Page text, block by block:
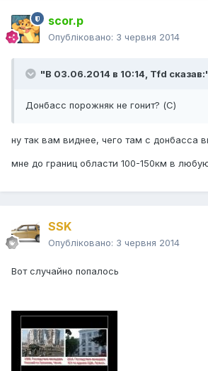
scor.p
Опубліковано: 3 червня 2014
"В 03.06.2014 в 10:14, Tfd
Донбасс порожняк не гонит? (С)
ну так вам виднее, чего там с донбасса
мне до границ области 100-150км в
SSK
Опубліковано: 3 червня 2014
Вот случайно попалось